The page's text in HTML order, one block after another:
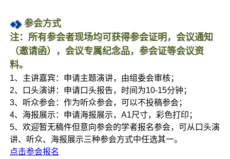
参会方式
注：所有参会者现场均可获得参会证明，会议通知
（邀请函），会议专属纪念品，参会证等会议资
料。
1、主讲嘉宾：申请主题演讲，由组委会审核；
2、口头演讲：申请口头报告，时间为10-15分钟；
3、听众参会：作为听众参会，可以不投稿参会；
4、海报展示：申请海报展示，A1尺寸，彩色打印；
5、欢迎暂无稿件但意向参会的学者报名参会，可从口头演
讲、听众、海报展示三种参会方式中任选其一。
点击参会报名